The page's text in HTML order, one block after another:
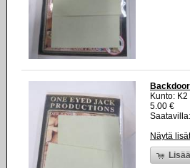
Kunto:
5.00 €
Näytä